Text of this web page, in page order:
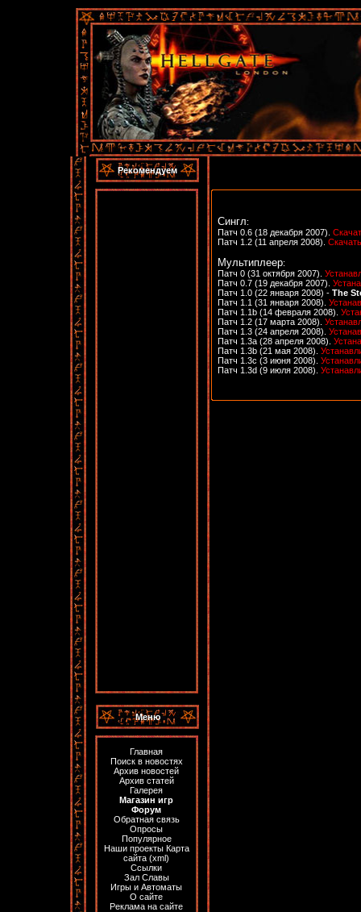
Рекомендуем
Меню
Главная
Поиск в новостях
Архив новостей
Архив статей
Галерея
Магазин игр
Форум
Обратная связь
Опросы
Популярное
Наши проекты Карта
сайта (xml)
Ссылки
Зал Славы
Игры и Автоматы
О сайте
Реклама на сайте
Сингл:
Патч 0.6 (18 декабря 2007)
Патч 1.2 (11 апреля 2008)
Мультиплеер:
Патч 0 (31 октября 2007)
Патч 0.7 (19 декабря 2007)
Патч 1.0 (22 января 2008) - The
Патч 1.1 (31 января 2008)
Патч 1.1b (14 февраля 2008)
Патч 1.2 (17 марта 2008)
Патч 1.3 (24 апреля 2008)
Патч 1.3a (28 апреля 2008)
Патч 1.3b (21 мая 2008)
Патч 1.3c (3 июня 2008)
Патч 1.3d (9 июля 2008)